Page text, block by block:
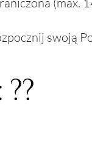
swoją